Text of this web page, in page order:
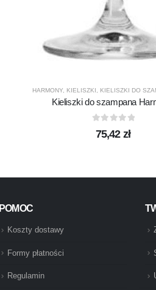
HARMONY KIELISZKI KIELISZKI DO
Kieliszki do szampana
75,42 zł
POMOC
Koszty dostawy
Formy płatności
Regulamin